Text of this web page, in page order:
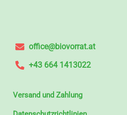
office@biovorrat.at
+43 664 1413022
Versand und Zahlung